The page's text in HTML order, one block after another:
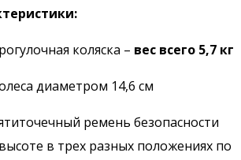
коляска – вес всего 5,7 кг
диаметром 14,6 см
ремень безопасности
в трех разных положениях по